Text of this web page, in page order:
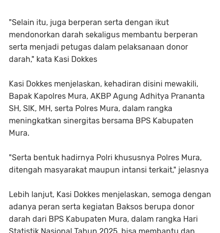
"Selain itu, juga berperan serta dengan ikut
mendonorkan darah sekaligus membantu berperan
serta menjadi petugas dalam pelaksanaan donor
darah," kata Kasi Dokkes
Kasi Dokkes menjelaskan, kehadiran disini mewakili,
Bapak Kapolres Mura, AKBP Agung Adhitya Prananta
SH, SIK, MH, serta Polres Mura, dalam rangka
meningkatkan sinergitas bersama BPS Kabupaten
Mura.
"Serta bentuk hadirnya Polri khususnya Polres Mura,
ditengah masyarakat maupun intansi terkait," jelasnya
Lebih lanjut, Kasi Dokkes menjelaskan, semoga dengan
adanya peran serta kegiatan Baksos berupa donor
darah dari BPS Kabupaten Mura, dalam rangka Hari